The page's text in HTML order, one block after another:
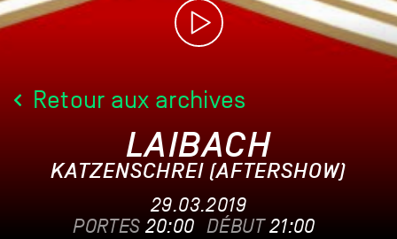
Retour aux archives
LAIBACH
KATZENSCHREI (AFTERSHOW)
29.03.2019
PORTES 20:00 DÉBUT 21:00